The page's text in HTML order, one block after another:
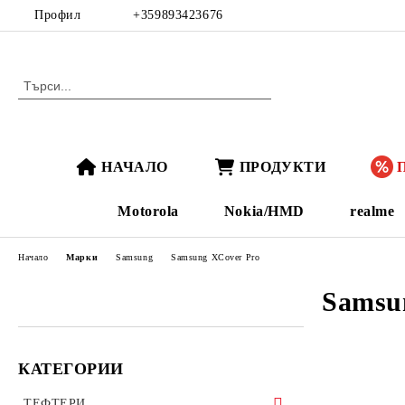
Профил +359893423676
НАЧАЛО ПРОДУКТИ
Motorola Nokia/HMD realme
КАТЕГОРИИ
Начало Марки Samsung Samsung XCover Pro